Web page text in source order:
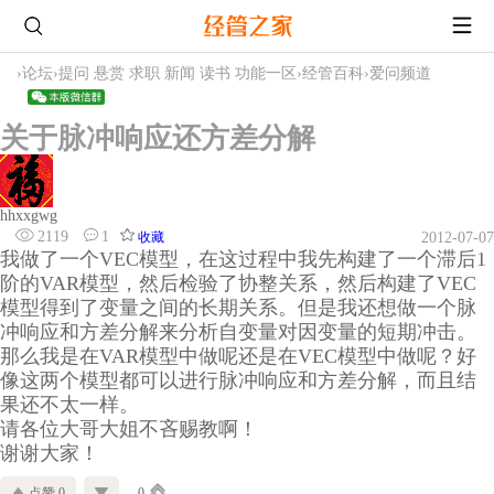
›论坛›提问 悬赏 求职 新闻 读书 功能一区 ›经管百科›爱问频道
关于脉冲响应还方差分解
hhxxgwg
2119
1 收藏 2012-07-07
我做了一个VEC模型，在这过程中我先构建了一个滞后1
阶的VAR模型，然后检验了协整关系，然后构建了VEC
模型得到了变量之间的长期关系。但是我还想做一个脉
冲响应和方差分解来分析自变量对因变量的短期冲击。
那么我是在VAR模型中做呢还是在VEC模型中做呢？好
像这两个模型都可以进行脉冲响应和方差分解，而且结
果还不太一样。
请各位大哥大姐不吝赐教啊！
谢谢大家！